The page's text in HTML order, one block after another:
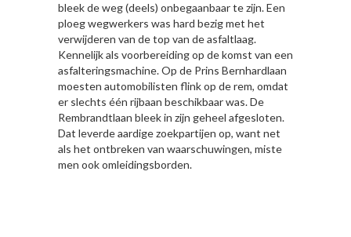
bleek de weg (deels) onbegaanbaar te zijn. Een
ploeg wegwerkers was hard bezig met het
verwijderen van de top van de asfaltlaag.
Kennelijk als voorbereiding op de komst van een
asfalteringsmachine. Op de Prins Bernhardlaan
moesten automobilisten flink op de rem, omdat
er slechts één rijbaan beschikbaar was. De
Rembrandtlaan bleek in zijn geheel afgesloten.
Dat leverde aardige zoekpartijen op, want net
als het ontbreken van waarschuwingen, miste
men ook omleidingsborden.